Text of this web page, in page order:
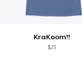
KraKoom!!
$23